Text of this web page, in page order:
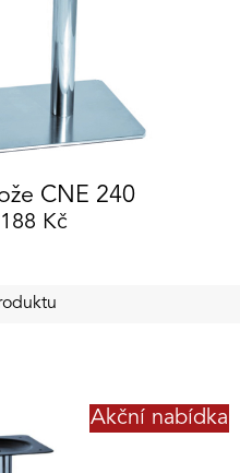
CNE 240
Kč
Akční nabídka